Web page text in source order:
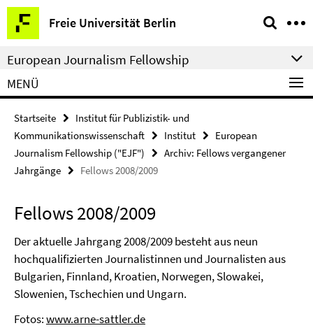
Springe
direkt
zu
Inhalt
Freie Universität Berlin
Service-
Navigation
European Journalism Fellowship
MENÜ
Startseite
Institut für Publizistik- und
Kommunikationswissenschaft
Institut
European
Journalism Fellowship ("EJF")
Archiv: Fellows vergangener
Jahrgänge
Fellows 2008/2009
Fellows 2008/2009
Der aktuelle Jahrgang 2008/2009 besteht aus neun
hochqualifizierten Journalistinnen und Journalisten aus
Bulgarien, Finnland, Kroatien, Norwegen, Slowakei,
Slowenien, Tschechien und Ungarn.
Fotos:www.arne-sattler.de